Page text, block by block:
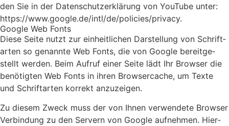
den Sie in der Daten­schutz­er­klä­rung von You­Tube unter:
https://www.google.de/intl/de/policies/privacy.
Goog­le Web Fonts
Die­se Sei­te nutzt zur ein­heit­li­chen Dar­stel­lung von Schrift­
ar­ten so genann­te Web Fonts, die von Goog­le bereit­ge­
stellt wer­den. Beim Auf­ruf einer Sei­te lädt Ihr Brow­ser die
benö­tig­ten Web Fonts in ihren Brow­ser­cache, um Tex­te
und Schrift­ar­ten kor­rekt anzu­zei­gen.
Zu die­sem Zweck muss der von Ihnen ver­wen­de­te Brow­ser
Ver­bin­dung zu den Ser­vern von Goog­le auf­neh­men. Hier­